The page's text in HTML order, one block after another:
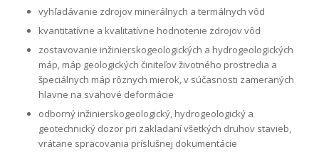
vyhľadávanie zdrojov minerálnych a termálnych vôd
kvantitatívne a kvalitatívne hodnotenie zdrojov vôd
zostavovanie inžinierskogeologických a hydrogeologických
máp, máp geologických činiteľov životného prostredia a
špeciálnych máp rôznych mierok, v súčasnosti zameraných
hlavne na svahové deformácie
odborný inžinierskogeologický, hydrogeologický a
geotechnický dozor pri zakladaní všetkých druhov stavieb,
vrátane spracovania príslušnej dokumentácie